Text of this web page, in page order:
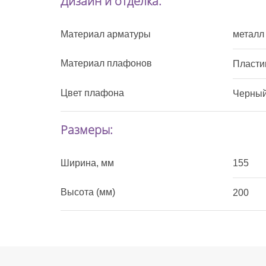
Материал арматуры металл
Материал плафонов
Цвет плафона
Размеры:
Ширина, мм 155
Высота (мм) 200